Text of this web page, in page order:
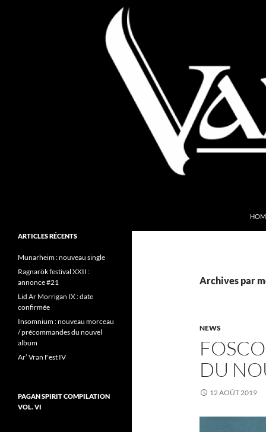
Archives par
NEWS
DU
12 AOÛT 2019
Folk Pagan Webzine
ARTICLES RÉCENTS
Munarheim : nouveau single
Ragnarök festival XXII :
annonce #21
Lid Ar Morrigan IX : date
confirmée
Insomnium : nouveau morceau
/ précommandes du nouvel
album
Ar’ Vran Fest IV
PAGAN SPIRIT COMPILATION
VOL. VI